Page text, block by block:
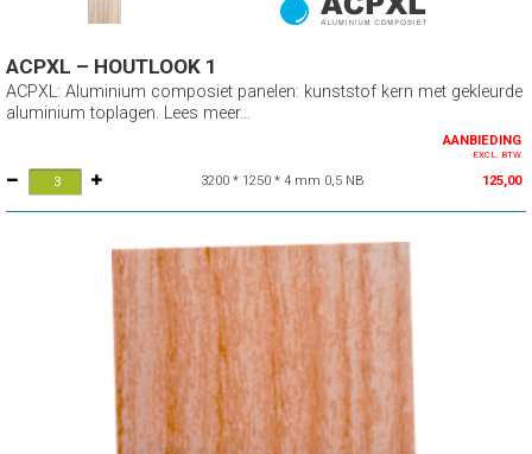
ACPXL – HOUTLOOK 1
ACPXL: Aluminium composiet panelen: kunststof kern met gekleurde
aluminium toplagen. Lees meer...
AANBIEDING
EXCL. BTW
3200 * 1250 * 4 mm 0,5 NB 125,00